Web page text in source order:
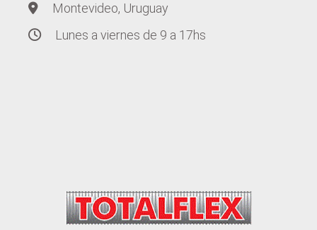
Montevideo, Uruguay
Lunes a viernes de 9 a 17hs